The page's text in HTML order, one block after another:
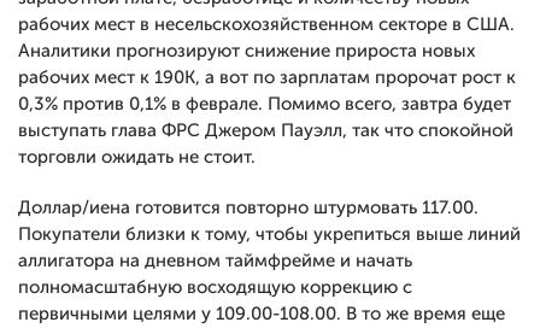
рабочих мест в несельскохозяйственном секторе в США.
Аналитики прогнозируют снижение прироста новых
рабочих мест к 190К, а вот по зарплатам пророчат рост к
0,3% против 0,1% в феврале. Помимо всего, завтра будет
выступать глава ФРС Джером Пауэлл, так что спокойной
торговли ожидать не стоит.
Доллар/иена готовится повторно штурмовать 117.00.
Покупатели близки к тому, чтобы укрепиться выше линий
аллигатора на дневном таймфрейме и начать
полномасштабную восходящую коррекцию с
первичными целями у 109.00-108.00. В то же время еще